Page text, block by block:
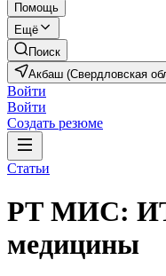
Помощь
Ещё
Поиск
Акбаш (Свердловская
Войти
Войти
Создать резюме
Статьи
РТ МИС:
медицины